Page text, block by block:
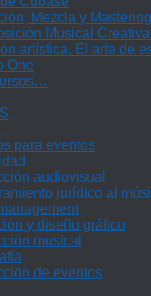
Mezcla y Mastering
Musical
artística. El arte de
One
para eventos
audiovisual
jurídico al
y diseño gráfico
musical
de eventos